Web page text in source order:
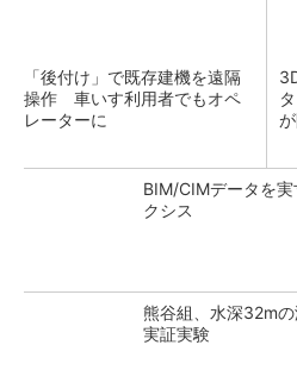
「後付け」で既存建機を遠隔
操作 車いす利用者でもオペ
レーターに
BIM/CIMデータを
クシス
熊谷組、水深32m
実証実験